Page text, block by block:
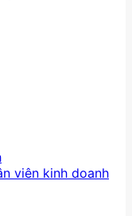
viên kinh doanh